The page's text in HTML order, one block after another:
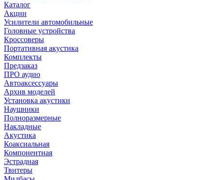
Каталог
Акции
Усилители автомобильные
Головные устройства
Кроссоверы
Портативная акустика
Комплекты
Предзаказ
ПРО аудио
Автоаксессуары
Архив моделей
Установка акустики
Наушники
Полноразмерные
Накладные
Акустика
Коаксиальная
Компонентная
Эстрадная
Твитеры